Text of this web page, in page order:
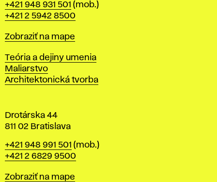
r
a
i
l
a
v
Telefón
+421 948 931 501 (mob.)
+421 2 5942 8500
Mapa
Zobraziť na mape
Katedry
Teória a dejiny umenia
Maliarstvo
Architektonická tvorba
Drotárska 44
811 02 Bratislava
Telefón
+421 948 991 501 (mob.)
+421 2 6829 9500
Mapa
Zobraziť na mape